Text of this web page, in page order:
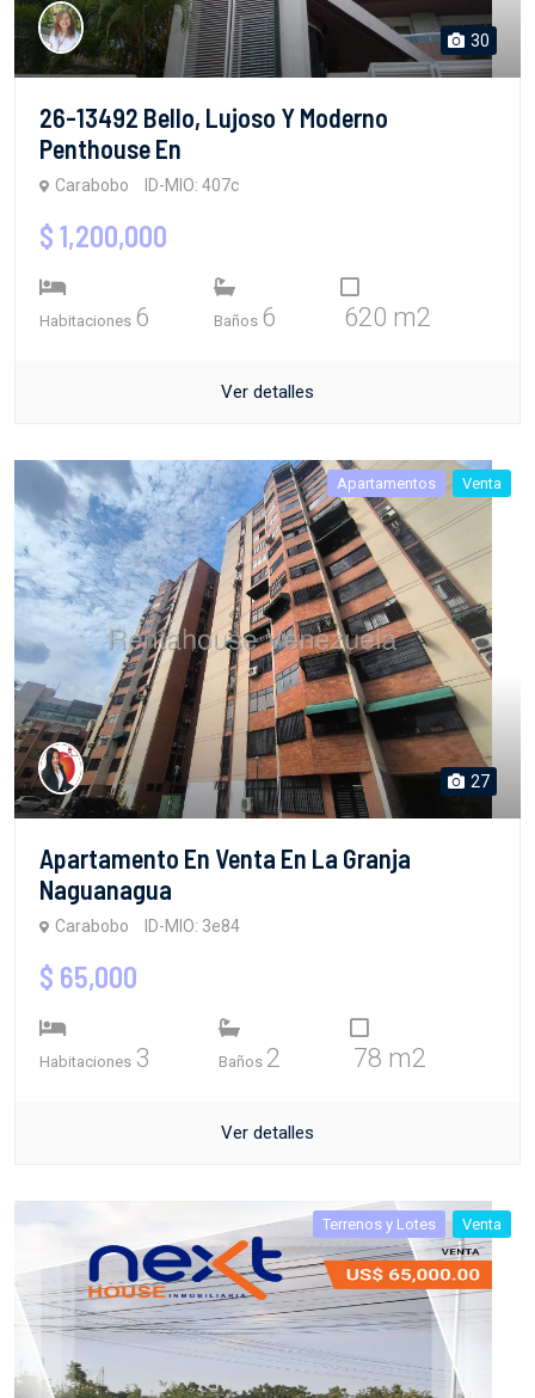
30
26-13492 Bello, Lujoso Y Moderno
Penthouse En
Carabobo ID-MIO: 407c
$ 1,200,000
Habitaciones 6 Baños 6 620 m2
Ver detalles
Apartamentos Venta
27
Apartamento En Venta En La Granja
Naguanagua
Carabobo ID-MIO: 3e84
$ 65,000
Habitaciones 3 Baños 2 78 m2
Ver detalles
Terrenos y Lotes Venta